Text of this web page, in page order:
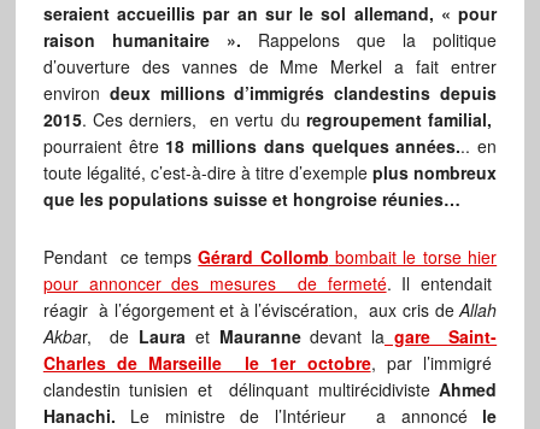
seraient accueillis par an sur le sol allemand, « pour
raison humanitaire ». Rappelons que la politique
d’ouverture des vannes de Mme Merkel a fait entrer
environ deux millions d’immigrés clandestins depuis
2015. Ces derniers, en vertu du regroupement familial,
pourraient être 18 millions dans quelques années... en
toute légalité, c’est-à-dire à titre d’exempleplus nombreux
que les populations suisse et hongroise réunies…
Pendant ce tempsGérard Collomb bombait le torse hier
pour annoncer des mesures de fermeté. Il entendait
réagir à l’égorgement et à l’éviscération, aux cris deAllah
Akbar, de Laura et Maurannedevant lagare Saint-
Charles de Marseille le 1er octobre, par l’immigré
clandestin tunisien et délinquant multirécidivisteAhmed
Hanachi. Le ministre de l’Intérieur a annoncé le